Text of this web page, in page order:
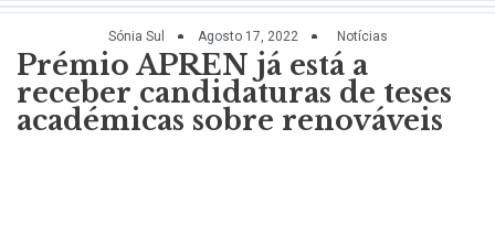
Sónia Sul Agosto 17, 2022 Notícias
Prémio APREN já está a
receber candidaturas de teses
académicas sobre renováveis